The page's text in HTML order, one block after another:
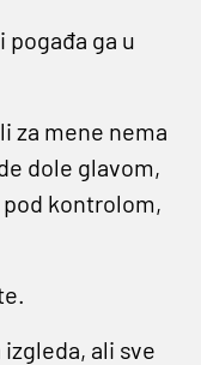
pogađa ga u
za mene nema
dole glavom,
kontrolom,
ali sve